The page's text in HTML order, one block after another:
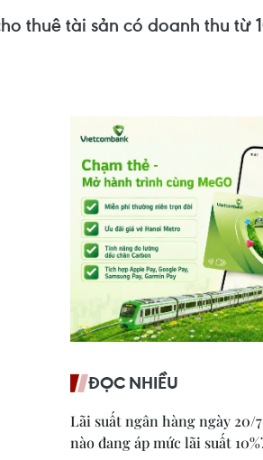
thuê tài sản có doanh thu từ
ĐỌC NHIỀU
Lãi suất ngân hàng ngày 20/
nào đang áp mức lãi suất